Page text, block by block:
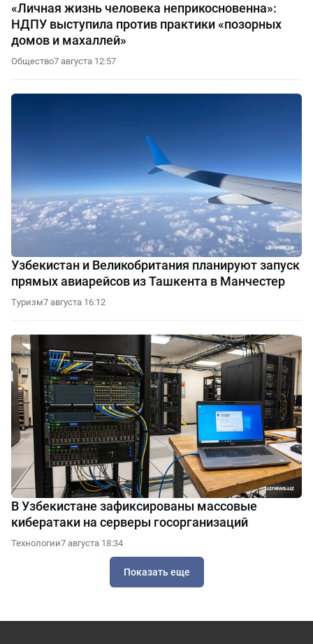
«Личная жизнь человека неприкосновенна»:
НДПУ выступила против практики «позорных
домов и махаллей»
Общество7 августа 12:57
Узбекистан и Великобритания планируют запуск
прямых авиарейсов из Ташкента в Манчестер
Туризм7 августа 16:12
В Узбекистане зафиксированы массовые
кибератаки на серверы госорганизаций
Технологии7 августа 18:34
Показать еще